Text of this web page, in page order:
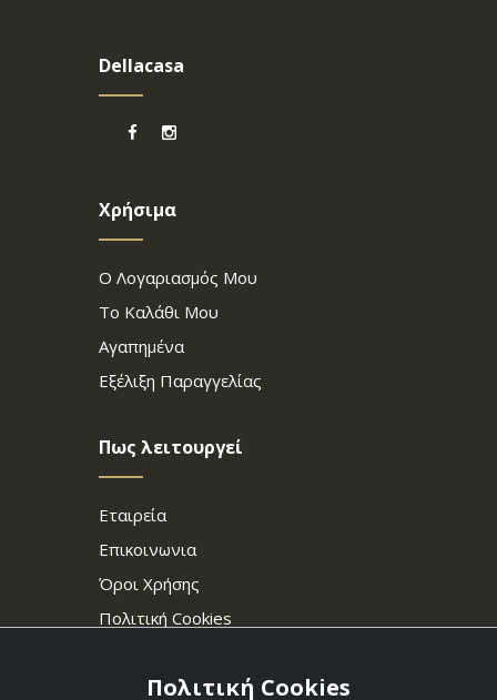
Dellacasa
Χρήσιμα
Ο Λογαριασμός Μου
Το Καλάθι Μου
Αγαπημένα
Εξέλιξη Παραγγελίας
Πως λειτουργεί
Εταιρεία
Επικοινωνια
Όροι Χρήσης
Πολιτική Cookies
Πολιτική Cookies